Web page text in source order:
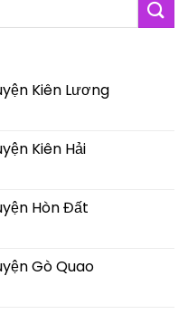
Kiên Lương
Kiên Hải
Hòn Đất
Gò Quao